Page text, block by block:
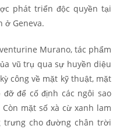
phát triển độc quyền tại
ở Geneva.
Murano, tác phẩm
vũ trụ qua sự huyền diệu
công về mặt kỹ thuật, mặt
để cố định các ngôi sao
mặt số xà cừ xanh lam
cho đường chân trời